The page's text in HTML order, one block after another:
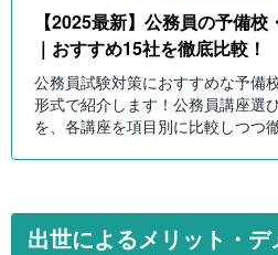
【2025最新】公務員の予備
｜おすすめ15社を徹底比較！
公務員試験対策におすすめな予備
形式で紹介します！公務員講座選
を、各講座を項目別に比較しつつ
出世によるメリット・デ